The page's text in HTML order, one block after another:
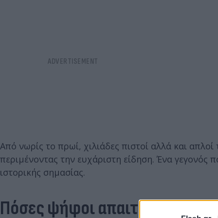
Από νωρίς το πρωί, χιλιάδες πιστοί αλλά και
περιμένοντας την ευχάριστη είδηση. Ένα γεγονός
ιστορικής σημασίας.
Πόσες ψήφοι απαιτούνται